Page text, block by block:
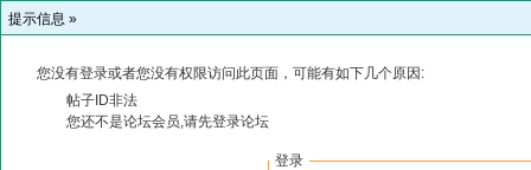
提示信息 »
您没有登录或者您没有权限访问此页面，可能有如下几个原因:
帖子ID非法
您还不是论坛会员,请先登录论坛
登录